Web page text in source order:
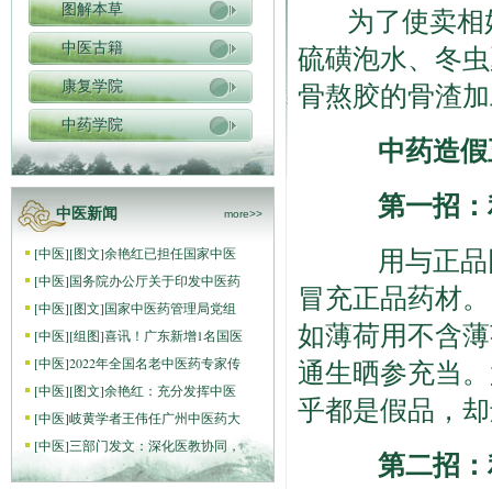
图解本草
中医古籍
康复学院
中药学院
中医新闻 more>>
[中医][图文]余艳红已担任国家中医
[中医]国务院办公厅关于印发中医药
[中医][图文]国家中医药管理局党组
[中医][组图]喜讯！广东新增1名国医
[中医]2022年全国名老中医药专家传
[中医][图文]余艳红：充分发挥中医
[中医]岐黄学者王伟任广州中医药大
[中医]三部门发文：深化医教协同，
为了使卖相
硫磺泡水、冬
骨熬胶的骨渣
中药造
第一招：
用与正品
冒充正品药材。
如薄荷用不含
通生晒参充当
乎都是假品，
第二招：